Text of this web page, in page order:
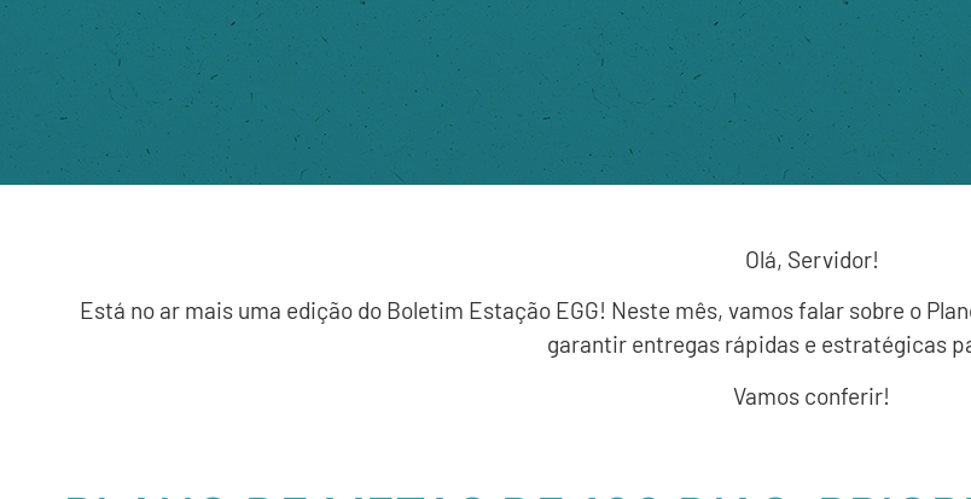
Olá, Servidor!
Está no ar mais uma edição do Boletim Estação EGG! Neste mês, vamos falar sobre o
garantir entregas rápidas e estratégicas
Vamos conferir!